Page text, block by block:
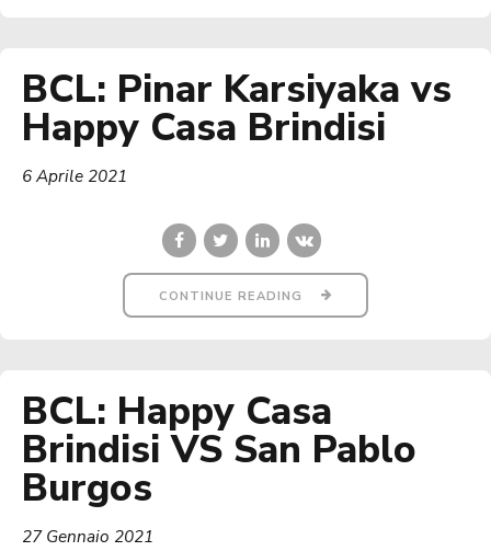
BCL: Pinar Karsiyaka vs
Happy Casa Brindisi
6 Aprile 2021
CONTINUE READING
BCL: Happy Casa
Brindisi VS San Pablo
Burgos
27 Gennaio 2021